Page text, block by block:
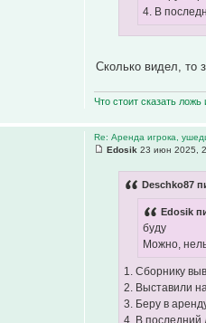
4. В
Сколько видел, то
Что стоит сказать
Re: Аренда игрока,
Edosik 23 июн 2025,
Deschko87
Edosik
буду
Можно,
1. Сборнику
2. Выставили
3. Беру в
4. В последний